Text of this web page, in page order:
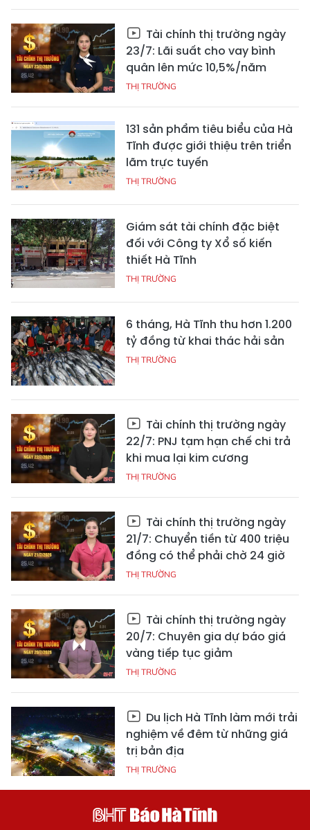
Tài chính thị trường ngày
23/7: Lãi suất cho vay bình
quân lên mức 10,5%/năm
THỊ TRƯỜNG
131 sản phẩm tiêu biểu của Hà
Tĩnh được giới thiệu trên triển
lãm trực tuyến
THỊ TRƯỜNG
Giám sát tài chính đặc biệt
đối với Công ty Xổ số kiến
thiết Hà Tĩnh
THỊ TRƯỜNG
6 tháng, Hà Tĩnh thu hơn 1.200
tỷ đồng từ khai thác hải sản
THỊ TRƯỜNG
Tài chính thị trường ngày
22/7: PNJ tạm hạn chế chi trả
khi mua lại kim cương
THỊ TRƯỜNG
Tài chính thị trường ngày
21/7: Chuyển tiền từ 400 triệu
đồng có thể phải chờ 24 giờ
THỊ TRƯỜNG
Tài chính thị trường ngày
20/7: Chuyên gia dự báo giá
vàng tiếp tục giảm
THỊ TRƯỜNG
Du lịch Hà Tĩnh làm mới trải
nghiệm về đêm từ những giá
trị bản địa
THỊ TRƯỜNG